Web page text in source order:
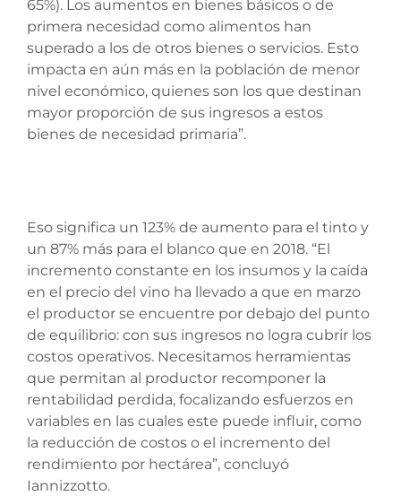
65%). Los aumentos en bienes básicos o de
primera necesidad como alimentos han
superado a los de otros bienes o servicios. Esto
impacta en aún más en la población de menor
nivel económico, quienes son los que destinan
mayor proporción de sus ingresos a estos
bienes de necesidad primaria”.
Eso significa un 123% de aumento para el tinto y
un 87% más para el blanco que en 2018. “El
incremento constante en los insumos y la caída
en el precio del vino ha llevado a que en marzo
el productor se encuentre por debajo del punto
de equilibrio: con sus ingresos no logra cubrir los
costos operativos. Necesitamos herramientas
que permitan al productor recomponer la
rentabilidad perdida, focalizando esfuerzos en
variables en las cuales este puede influir, como
la reducción de costos o el incremento del
rendimiento por hectárea”, concluyó
Iannizzotto.